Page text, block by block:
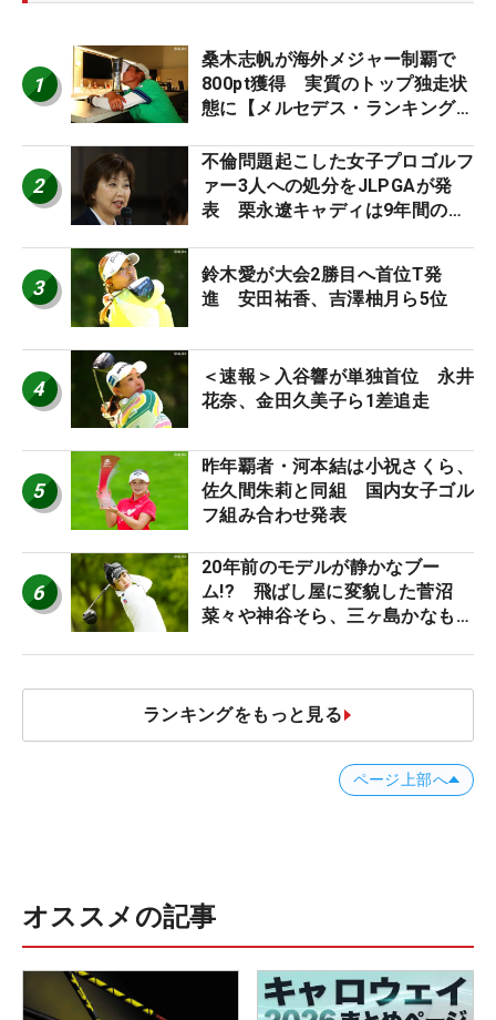
1
桑木志帆が海外メジャー制覇で
800pt獲得 実質のトップ独走状
態に【メルセデス・ランキング番
2
不倫問題起こした女子プロゴルフ
ァー3人への処分をJLPGAが発
表 栗永遼キャディは9年間の立
3
鈴木愛が大会2勝目へ首位T発
進 安田祐香、吉澤柚月ら5位
4
＜速報＞入谷響が単独首位 永井
花奈、金田久美子ら1差追走
5
昨年覇者・河本結は小祝さくら、
佐久間朱莉と同組 国内女子ゴル
フ組み合わせ発表
6
20年前のモデルが静かなブー
ム!? 飛ばし屋に変貌した菅沼
菜々や神谷そら、三ヶ島かなも使
ランキングをもっと見る
ページ上部へ
オススメの記事